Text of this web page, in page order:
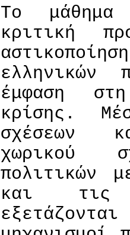
Το
κριτική
ελληνικών
έμφαση
κρίσης.
σχέσεων
χωρικού
πολιτικών
και τις